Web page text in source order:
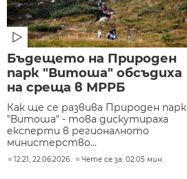
Бъдещето на Природен
парк "Витоша" обсъдиха
на среща в МРРБ
Как ще се развива Природен парк
"Витоша" - това дискутираха
експерти в регионалното
министерство...
12:21, 22.06.2026 Чете се за: 02:05 мин.